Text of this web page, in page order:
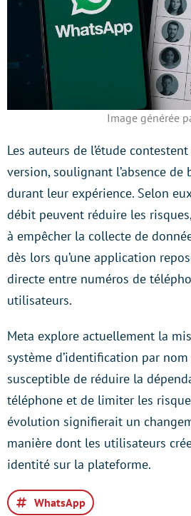
Image générée
Les auteurs de l’étude
version, soulignant l’absence
durant leur expérience. Selon
débit peuvent réduire les
à empêcher la collecte de
dès lors qu’une application
directe entre numéros de
utilisateurs.
Meta explore actuellement la
système d’identification par nom
susceptible de réduire la
téléphone et de limiter les
évolution signifierait un
manière dont les utilisateurs
identité sur la plateforme.
WhatsApp